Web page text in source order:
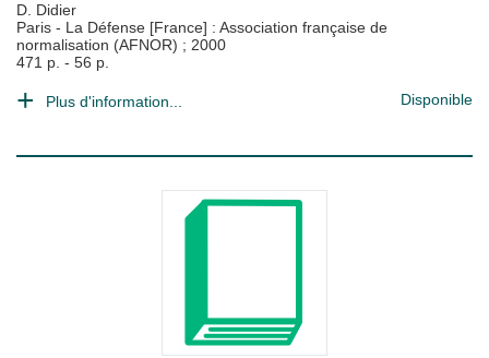
D. Didier
Paris - La Défense [France] : Association française de
normalisation (AFNOR) ; 2000
471 p. - 56 p.
Plus d'information... Disponible